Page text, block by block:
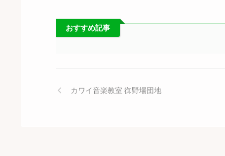
おすすめ記事
カワイ音楽教室 御野場団地